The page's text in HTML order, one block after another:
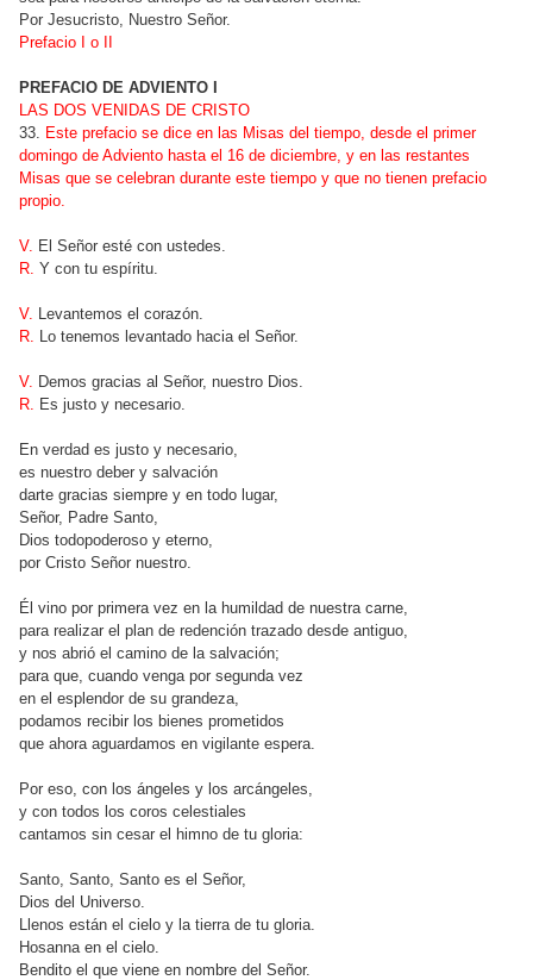
Por Jesucristo, Nuestro Señor.
Prefacio I o II
PREFACIO DE ADVIENTO I
LAS DOS VENIDAS DE CRISTO
33. Este prefacio se dice en las Misas del tiempo, desde el primer
domingo de Adviento hasta el 16 de diciembre, y en las restantes
Misas que se celebran durante este tiempo y que no tienen prefacio
propio.
V. El Señor esté con ustedes.
R. Y con tu espíritu.
V. Levantemos el corazón.
R. Lo tenemos levantado hacia el Señor.
V. Demos gracias al Señor, nuestro Dios.
R. Es justo y necesario.
En verdad es justo y necesario,
es nuestro deber y salvación
darte gracias siempre y en todo lugar,
Señor, Padre Santo,
Dios todopoderoso y eterno,
por Cristo Señor nuestro.
Él vino por primera vez en la humildad de nuestra carne,
para realizar el plan de redención trazado desde antiguo,
y nos abrió el camino de la salvación;
para que, cuando venga por segunda vez
en el esplendor de su grandeza,
podamos recibir los bienes prometidos
que ahora aguardamos en vigilante espera.
Por eso, con los ángeles y los arcángeles,
y con todos los coros celestiales
cantamos sin cesar el himno de tu gloria:
Santo, Santo, Santo es el Señor,
Dios del Universo.
Llenos están el cielo y la tierra de tu gloria.
Hosanna en el cielo.
Bendito el que viene en nombre del Señor.